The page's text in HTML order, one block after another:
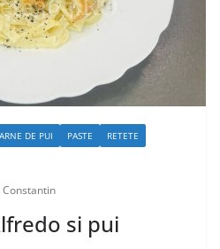
DE PUI PASTE
RETETE
si pui